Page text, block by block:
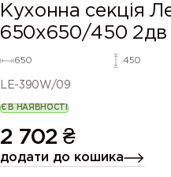
Кухонна секція
650х650/450 2дв
650 450
LE-390W/09
Є В НАЯВНОСТІ
2 702 ₴
додати до кошика